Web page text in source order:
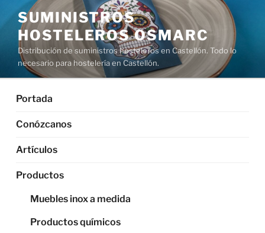
Saltar
al
contenido
SUMINISTROS
HOSTELEROS OSMARC
Distribución de suministros hosteleros en Castellón. Todo lo
necesario para hostelería en Castellón.
Portada
Conózcanos
Artículos
Productos
Muebles inox a medida
Productos químicos